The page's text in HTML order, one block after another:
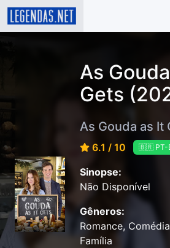
As
Gets
As Gouda as It
6.1 / 10 🇧🇷 PT-
Sinopse:
Não Disponível
Gêneros:
Romance,
Família